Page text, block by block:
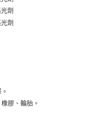
仍視為有效，需透過AFTEE先享
之結帳頁面顯示為準，若有關於
AFTEE先享後付」服務完成之交
料，並將交易相關給付款項請求債
址：
膠、輪胎。